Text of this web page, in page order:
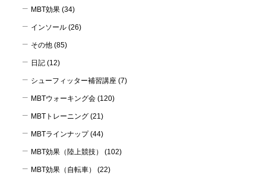
MBT効果 (34)
インソール (26)
その他 (85)
日記 (12)
シューフィッター補習講座 (7)
MBTウォーキング会 (120)
MBTトレーニング (21)
MBTラインナップ(44)
MBT効果（陸上競技） (102)
MBT効果（自転車） (22)